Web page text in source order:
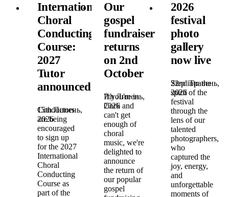
International
Choral
Conducting
Course:
2027
Tutor
announced!
15th Липень,
2026
Conductors
are being
encouraged
to sign up
for the 2027
International
Choral
Conducting
Course as
part of the
Our
gospel
fundraiser
returns
on 2nd
October
7th Липень,
2026
If you're in
Cork and
can't get
enough of
choral
music, we're
delighted to
announce
the return of
our popular
gospel
2026
festival
photo
gallery
now live
22nd Травень,
2026
Step into the
spirit of the
festival
through the
lens of our
talented
photographers,
who
captured the
joy, energy,
and
unforgettable
moments of